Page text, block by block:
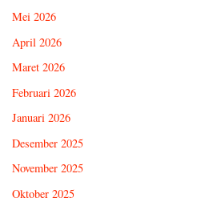
Mei 2026
April 2026
Maret 2026
Februari 2026
Januari 2026
Desember 2025
November 2025
Oktober 2025